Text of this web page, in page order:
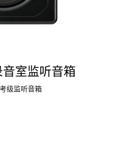
室监听音箱
级监听音箱